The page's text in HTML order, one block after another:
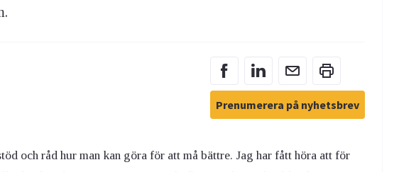
Prenumerera på nyhetsbrev
och råd hur man kan göra för att må bättre. Jag har fått höra att för